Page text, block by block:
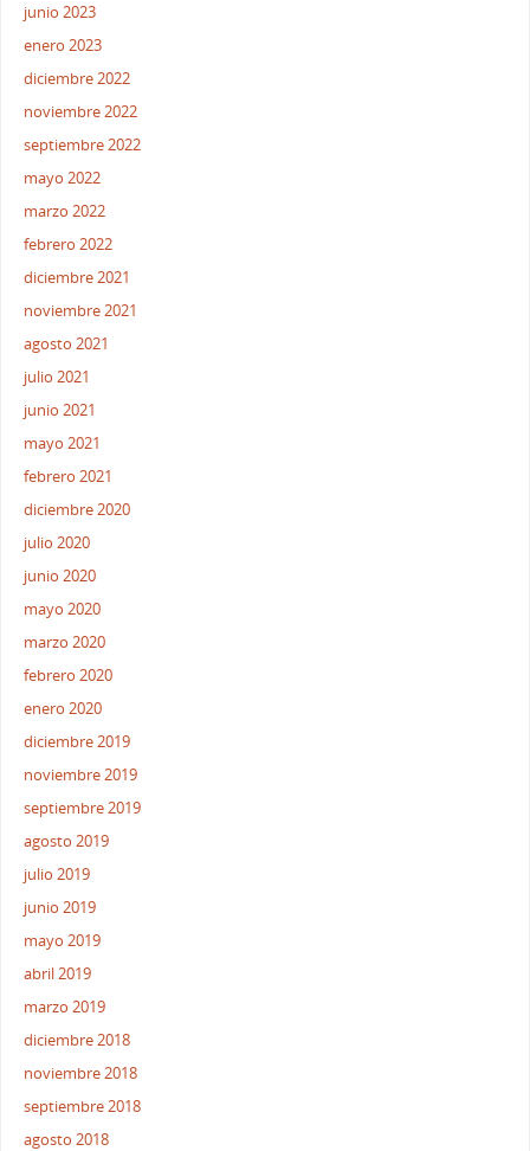
junio 2023
enero 2023
diciembre 2022
noviembre 2022
septiembre 2022
mayo 2022
marzo 2022
febrero 2022
diciembre 2021
noviembre 2021
agosto 2021
julio 2021
junio 2021
mayo 2021
febrero 2021
diciembre 2020
julio 2020
junio 2020
mayo 2020
marzo 2020
febrero 2020
enero 2020
diciembre 2019
noviembre 2019
septiembre 2019
agosto 2019
julio 2019
junio 2019
mayo 2019
abril 2019
marzo 2019
diciembre 2018
noviembre 2018
septiembre 2018
agosto 2018